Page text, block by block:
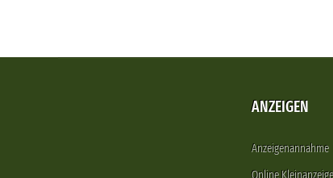
ANZEIGEN
Anzeigenannahme